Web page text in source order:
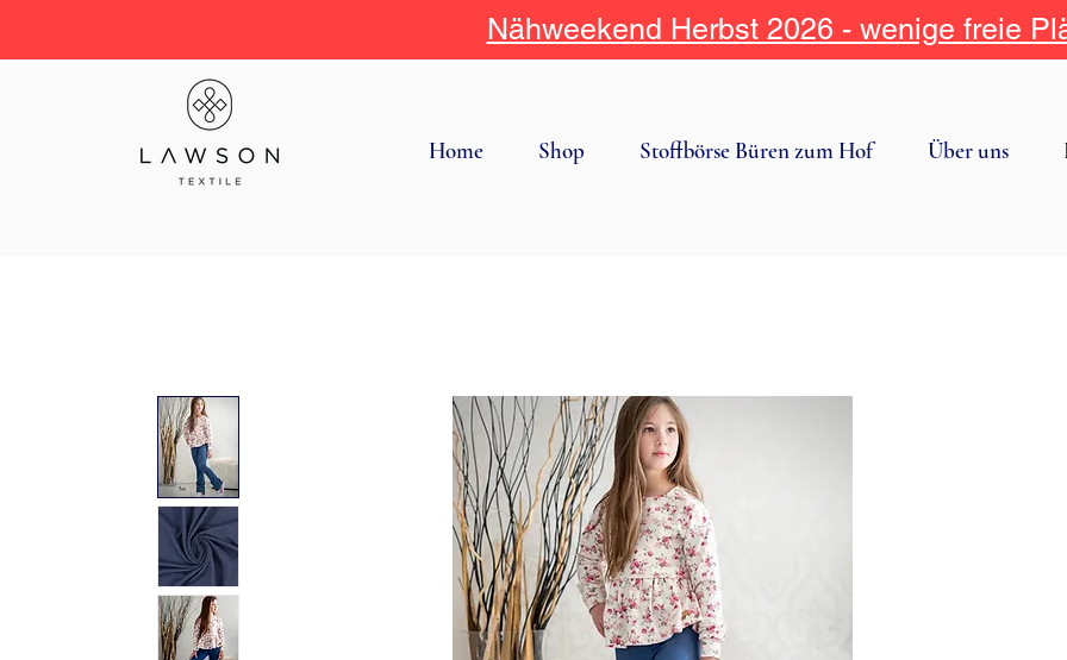
Nähweekend Herbst 2026 - wenige freie
Home Shop Stoffbörse Büren zum Hof Über uns